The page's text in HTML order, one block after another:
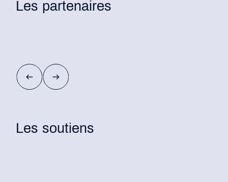
Les partenaires
Les soutiens